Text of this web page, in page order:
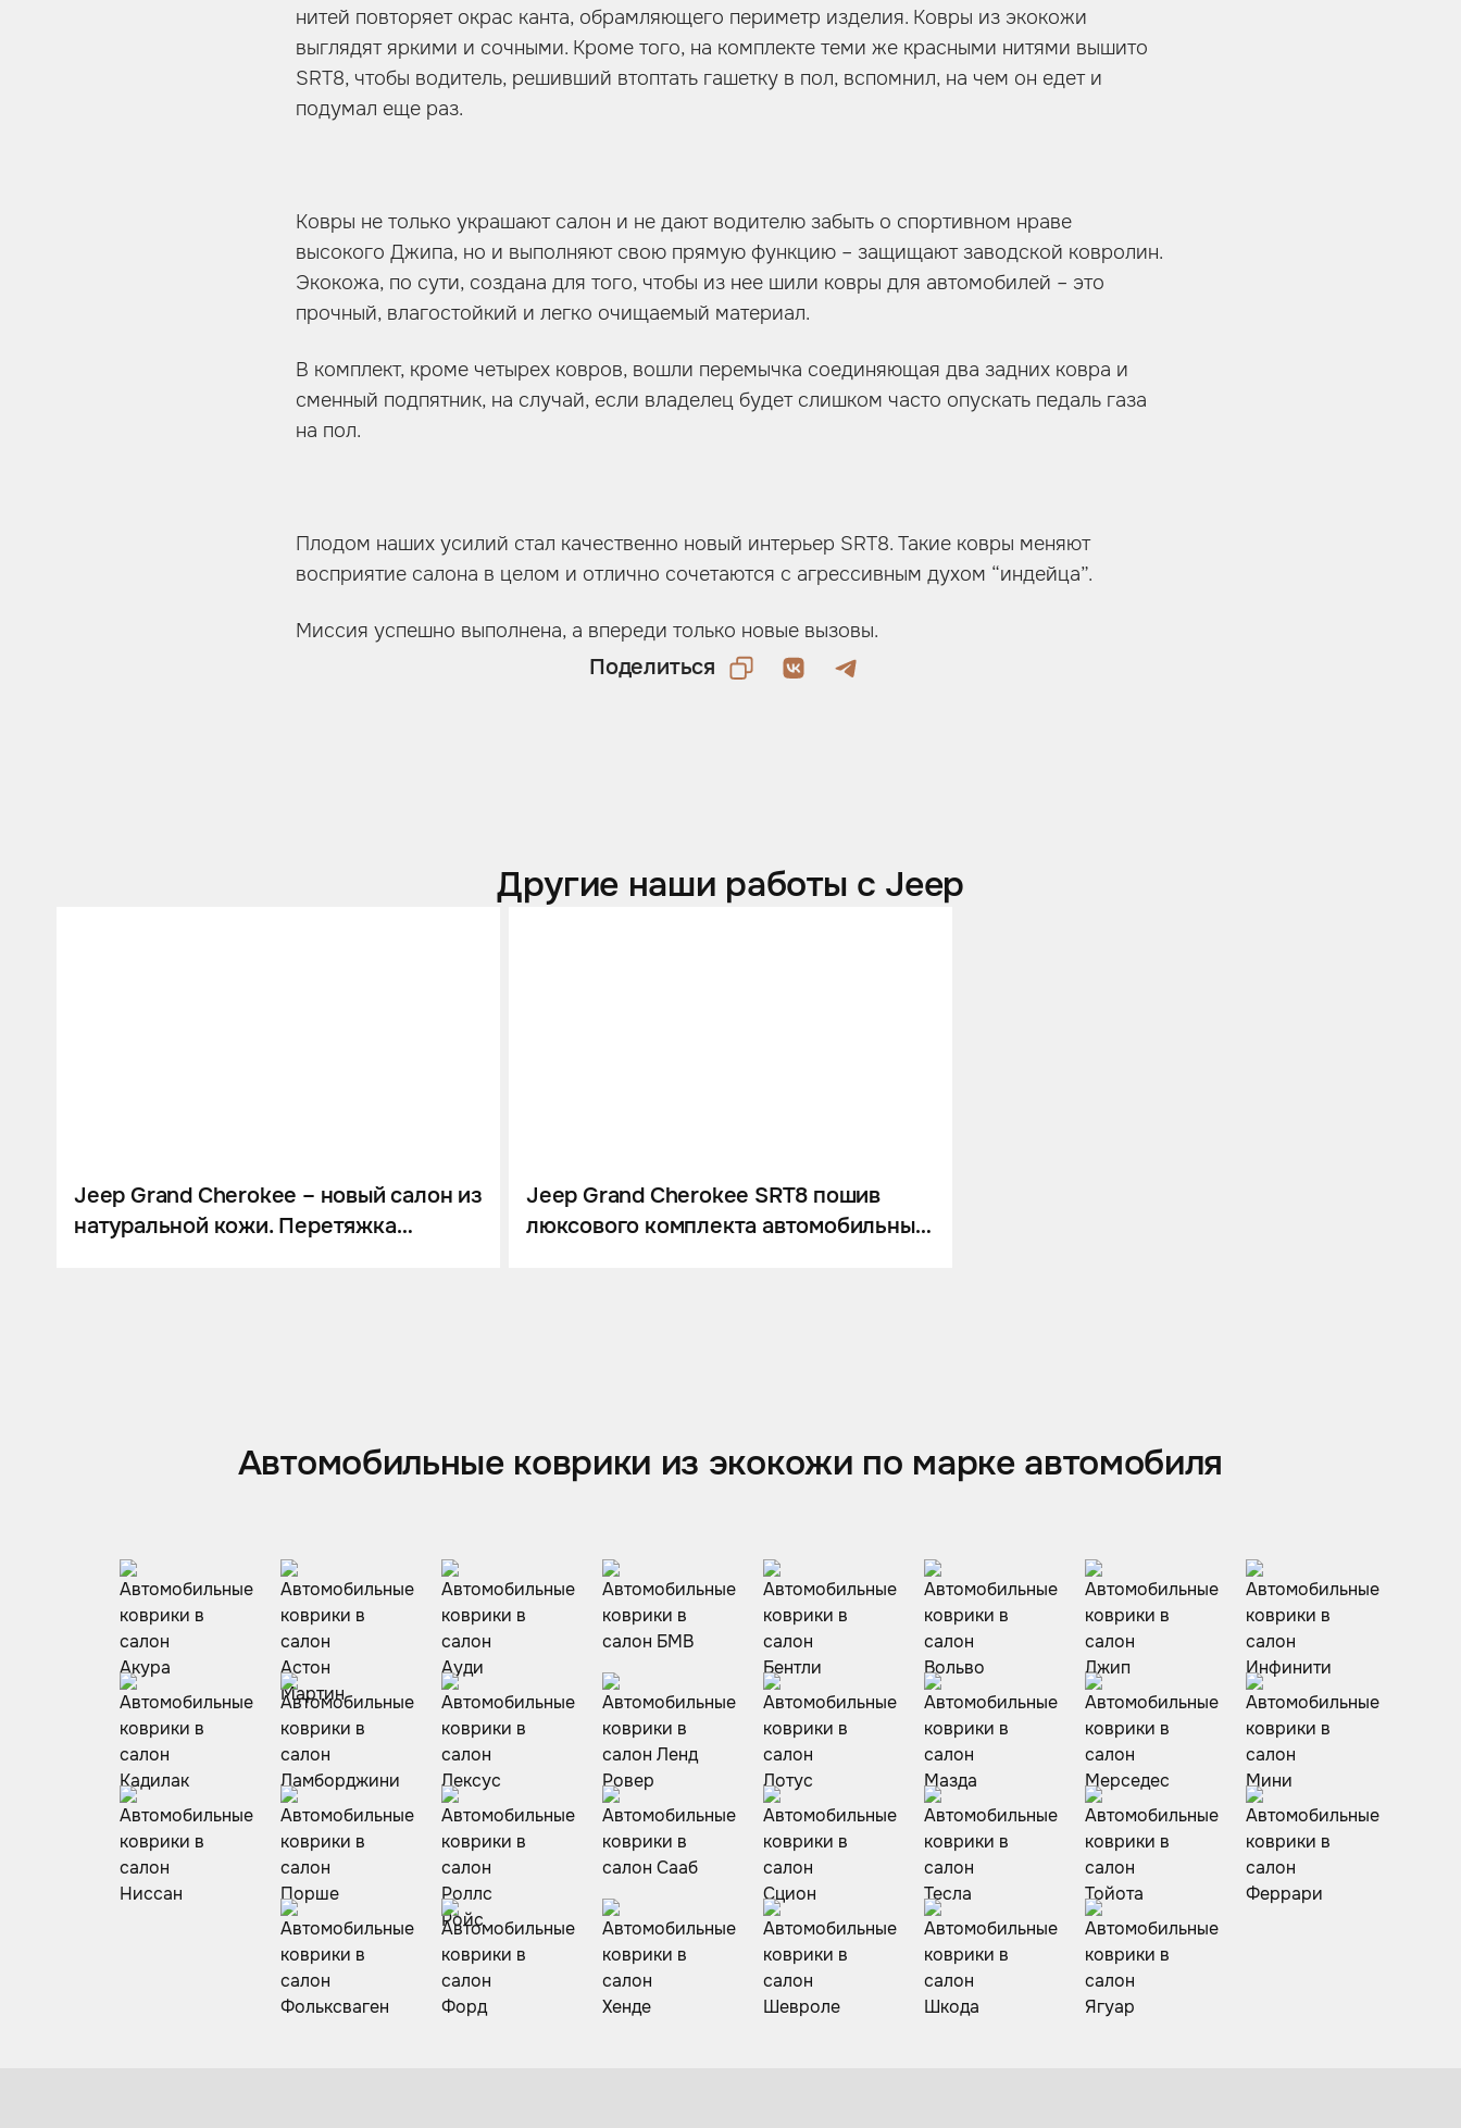
нитей повторяет окрас канта, обрамляющего периметр изделия. Ковры из экокожи
выглядят яркими и сочными. Кроме того, на комплекте теми же красными нитями вышито
SRT8, чтобы водитель, решивший втоптать гашетку в пол, вспомнил, на чем он едет и
подумал еще раз.
Ковры не только украшают салон и не дают водителю забыть о спортивном нраве
высокого Джипа, но и выполняют свою прямую функцию – защищают заводской ковролин.
Экокожа, по сути, создана для того, чтобы из нее шили ковры для автомобилей – это
прочный, влагостойкий и легко очищаемый материал.
В комплект, кроме четырех ковров, вошли перемычка соединяющая два задних ковра и
сменный подпятник, на случай, если владелец будет слишком часто опускать педаль газа
на пол.
Плодом наших усилий стал качественно новый интерьер SRT8. Такие ковры меняют
восприятие салона в целом и отлично сочетаются с агрессивным духом “индейца”.
Миссия успешно выполнена, а впереди только новые вызовы.
Поделиться
Другие наши работы с Jeep
Jeep Grand Cherokee – новый салон из
натуральной кожи. Перетяжка
Jeep Grand Cherokee SRT8 пошив
люксового комплекта автомобильных
Автомобильные коврики из экокожи по марке автомобиля